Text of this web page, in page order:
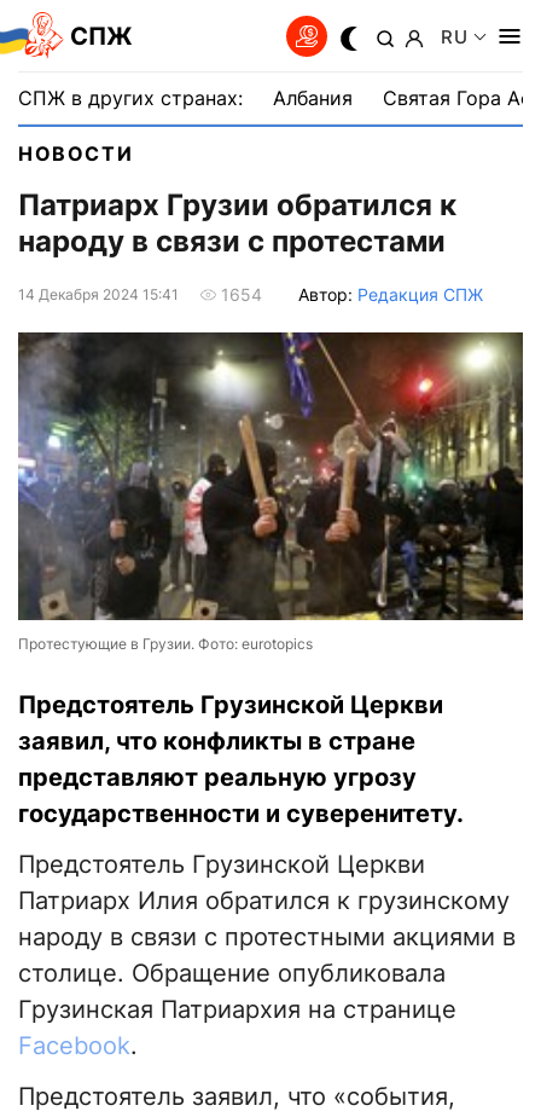
СПЖ RU
СПЖ в других странах: Албания Святая Гора
НОВОСТИ
Патриарх Грузии обратился к
народу в связи с протестами
14 Декабря 2024 15:41 1654 Автор: Редакция СПЖ
Протестующие в Грузии. Фото: eurotopics
Предстоятель Грузинской Церкви
заявил, что конфликты в стране
представляют реальную угрозу
государственности и суверенитету.
Предстоятель Грузинской Церкви
Патриарх Илия обратился к грузинскому
народу в связи с протестными акциями в
столице. Обращение опубликовала
Грузинская Патриархия на странице
Faсebook.
Предстоятель заявил, что «события,